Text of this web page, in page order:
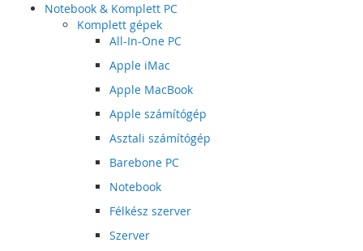
Notebook & Komplett PC
Komplett gépek
All-In-One PC
Apple iMac
Apple MacBook
Apple számítógép
Asztali számítógép
Barebone PC
Notebook
Félkész szerver
Szerver